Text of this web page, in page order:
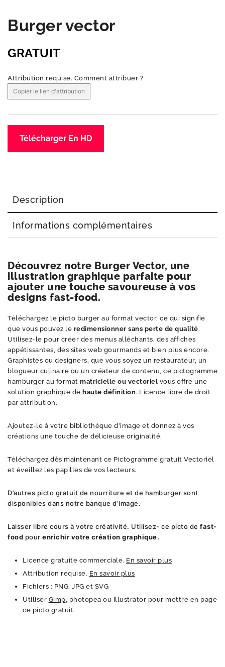
Burger vector
GRATUIT
Attribution requise. Comment attribuer ?
Copier le lien d'attribution
Télécharger En HD
Description
Informations complémentaires
Découvrez notre Burger Vector, une
illustration graphique parfaite pour
ajouter une touche savoureuse à vos
designs fast-food.
Téléchargez le picto burger au format vector, ce qui signifie
que vous pouvez le redimensionner sans perte de qualité.
Utilisez-le pour créer des menus alléchants, des affiches
appétissantes, des sites web gourmands et bien plus encore.
Graphistes ou designers, que vous soyez un restaurateur, un
blogueur culinaire ou un créateur de contenu, ce pictogramme
hamburger au format matricielle ou vectoriel vous offre une
solution graphique de haute définition. Licence libre de droit
par attribution.
Ajoutez-le à votre bibliothèque d’image et donnez à vos
créations une touche de délicieuse originalité.
Téléchargez dès maintenant ce Pictogramme gratuit Vectoriel
et éveillez les papilles de vos lecteurs.
D’autres picto gratuit de nourriture et de hamburger sont
disponibles dans notre banque d’image.
Laisser libre cours à votre créativité. Utilisez- ce picto de fast-
food pour enrichir votre création graphique.
Licence gratuite commerciale. En savoir plus
Attribution requise. En savoir plus
Fichiers : PNG, JPG et SVG
Utiliser Gimp, photopea ou Illustrator pour mettre en page
ce picto gratuit.